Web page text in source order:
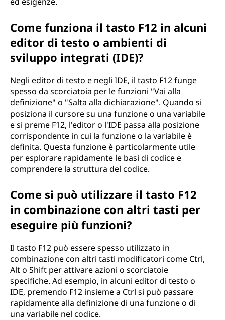
Come funziona il tasto F12 in alcuni
editor di testo o ambienti di
sviluppo integrati (IDE)?
Negli editor di testo e negli IDE, il tasto F12 funge
spesso da scorciatoia per le funzioni "Vai alla
definizione" o "Salta alla dichiarazione". Quando si
posiziona il cursore su una funzione o una variabile
e si preme F12, l'editor o l'IDE passa alla posizione
corrispondente in cui la funzione o la variabile è
definita. Questa funzione è particolarmente utile
per esplorare rapidamente le basi di codice e
comprendere la struttura del codice.
Come si può utilizzare il tasto F12
in combinazione con altri tasti per
eseguire più funzioni?
Il tasto F12 può essere spesso utilizzato in
combinazione con altri tasti modificatori come Ctrl,
Alt o Shift per attivare azioni o scorciatoie
specifiche. Ad esempio, in alcuni editor di testo o
IDE, premendo F12 insieme a Ctrl si può passare
rapidamente alla definizione di una funzione o di
una variabile nel codice.